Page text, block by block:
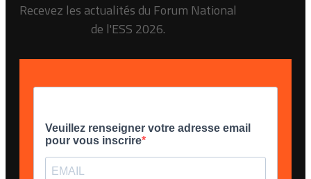
Recevez les actualités du Forum National
de l'ESS 2026.